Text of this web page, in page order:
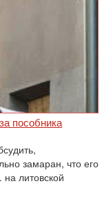
пособника
замаран, что его
литовской